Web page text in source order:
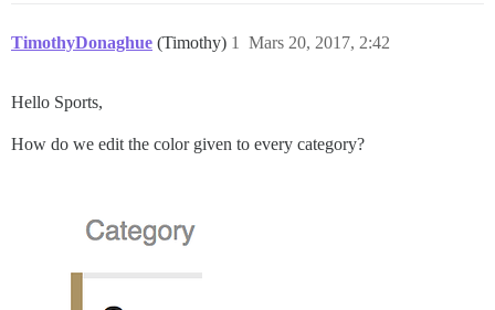
TimothyDonaghue (Timothy) Mars 20, 2017, 2:42
1
Hello Sports,
How do we edit the color given to every category?